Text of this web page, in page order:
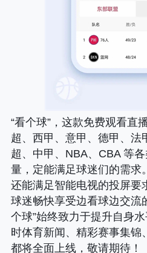
“看个球”，这款免费观看直
超、西甲、意甲、德甲、法
超、中甲、NBA、CBA 等
量，定能满足球迷们的需求
还能满足智能电视的投屏要
球迷畅快享受边看球边交流
个球”始终致力于提升自身
时体育新闻、精彩赛事集锦
都将全面上线，敬请期待！